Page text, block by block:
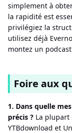
simplement à
la rapidité est
privilégiez la
utilisez déjà
montez un
Foire aux
1. Dans quelle
précis ? La plupart
YTBdownload et